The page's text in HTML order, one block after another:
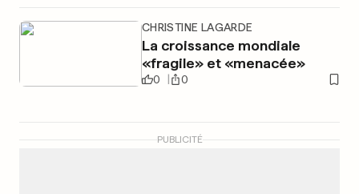
CHRISTINE LAGARDE
La croissance mondiale
«fragile» et «menacée»
0 0
PUBLICITÉ